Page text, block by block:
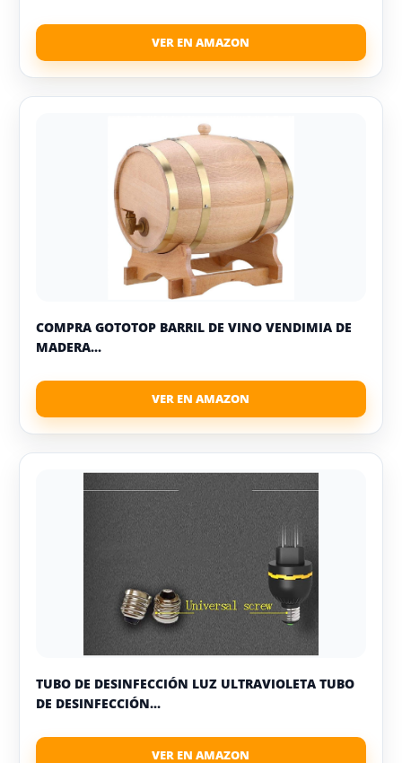
COMPRA GOTOTOP BARRIL DE VINO VENDIMIA DE
MADERA...
TUBO DE DESINFECCIÓN LUZ ULTRAVIOLETA TUBO
DE DESINFECCIÓN...